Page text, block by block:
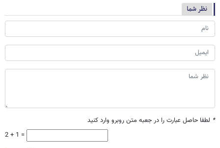
نظر شما
* لطفا حاصل عبارت را در جعبه متن روبرو وارد کنید
2 + 1 =